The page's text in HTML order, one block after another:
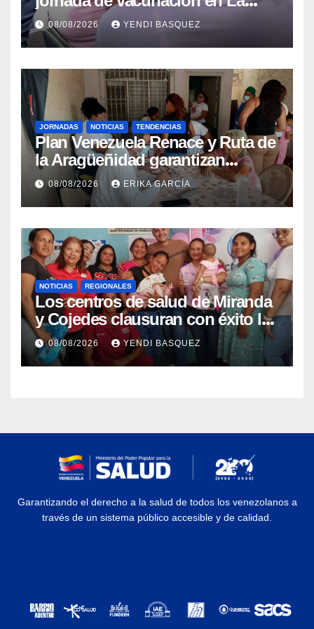
Guaira para garantizar protección
epidemiológica
08/08/2026 YENDI BASQUEZ
JORNADAS NOTICIAS TENDENCIAS
Plan Venezuela Renace y Ruta de
la Aragüeñidad garantizan
atención médica integral en
Aragua
08/08/2026 ERIKA GARCÍA
NOTICIAS REGIONALES
Los centros de salud de Miranda
y Cojedes clausuran con éxito la
Semana Mundial de la Lactancia
Materna
08/08/2026 YENDI BASQUEZ
Garantizando el derecho a la salud de todos los venezolanos a
través de un sistema público accesible y de calidad.